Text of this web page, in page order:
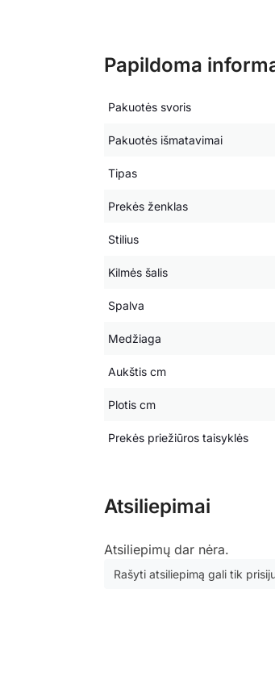
Papildoma
Pakuotės svoris
Pakuotės išmatavimai
Tipas
Prekės ženklas
Stilius
Kilmės šalis
Spalva
Medžiaga
Aukštis cm
Plotis cm
Prekės priežiūros taisyklės
Atsiliepimai
Atsiliepimų dar nėra.
Rašyti atsiliepimą gali tik